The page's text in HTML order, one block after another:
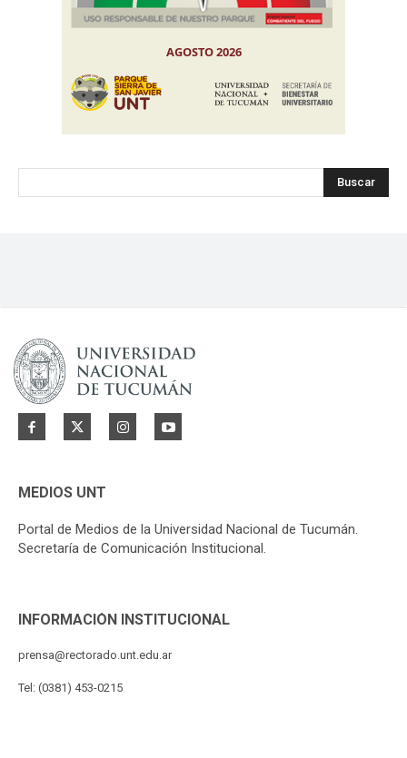
Buscar
MEDIOS UNT
Portal de Medios de la Universidad Nacional de Tucumán.
Secretaría de Comunicación Institucional.
INFORMACIÓN INSTITUCIONAL
prensa@rectorado.unt.edu.ar
Tel: (0381) 453-0215